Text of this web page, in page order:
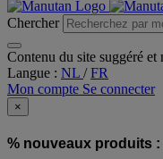
Chercher
Contenu du site suggéré
Langue : NL /FR
Mon compte Se connecter
×
% nouveaux produits :